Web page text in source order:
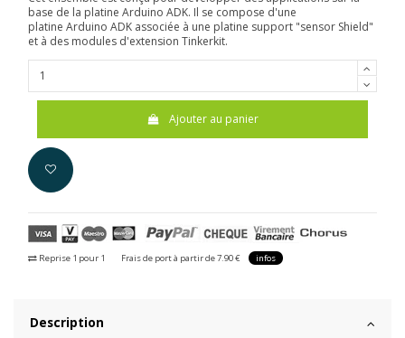
base de la platine Arduino ADK. Il se compose d'une
platine Arduino ADK associée à une platine support "sensor Shield"
et à des modules d'extension Tinkerkit.
Ajouter au panier
Reprise 1 pour 1 Frais de port à partir de 7.90 € infos
Description